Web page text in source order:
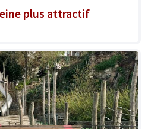
plus attractif